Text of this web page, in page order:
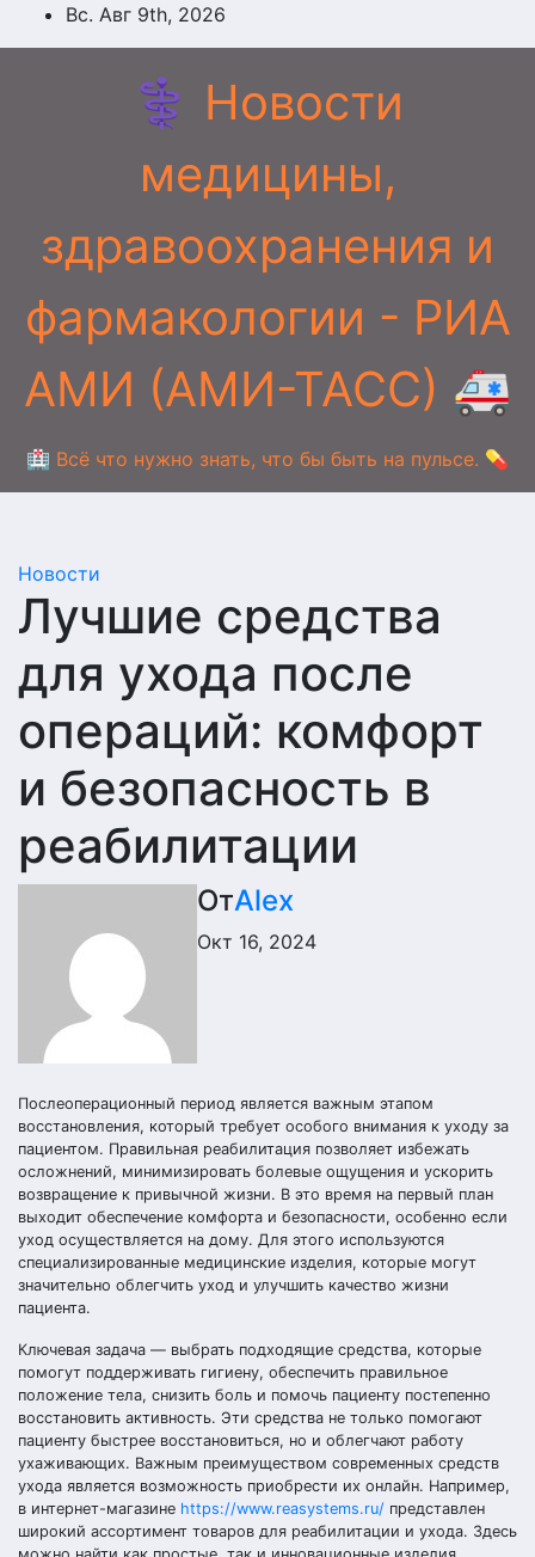
Перейти
к
Вс. Авг 9th, 2026
⚕️ Новости
медицины,
здравоохранения и
фармакологии - РИА
АМИ (АМИ-ТАСС) 🚑
🏥 Всё что нужно знать, что бы быть на пульсе. 💊
Новости
Лучшие средства
для ухода после
операций: комфорт
и безопасность в
реабилитации
ОтAlex
Окт 16, 2024
Послеоперационный период является важным этапом
восстановления, который требует особого внимания к уходу за
пациентом. Правильная реабилитация позволяет избежать
осложнений, минимизировать болевые ощущения и ускорить
возвращение к привычной жизни. В это время на первый план
выходит обеспечение комфорта и безопасности, особенно если
уход осуществляется на дому. Для этого используются
специализированные медицинские изделия, которые могут
значительно облегчить уход и улучшить качество жизни
пациента.
Ключевая задача — выбрать подходящие средства, которые
помогут поддерживать гигиену, обеспечить правильное
положение тела, снизить боль и помочь пациенту постепенно
восстановить активность. Эти средства не только помогают
пациенту быстрее восстановиться, но и облегчают работу
ухаживающих. Важным преимуществом современных средств
ухода является возможность приобрести их онлайн. Например,
в интернет-магазине https://www.reasystems.ru/ представлен
широкий ассортимент товаров для реабилитации и ухода. Здесь